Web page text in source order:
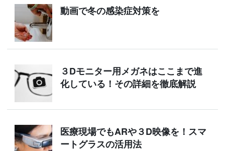
動画で冬の感染症対策を
３Dモニター用メガネはここまで進
化している！その詳細を徹底解説
医療現場でもARや３D映像を！スマ
ートグラスの活用法